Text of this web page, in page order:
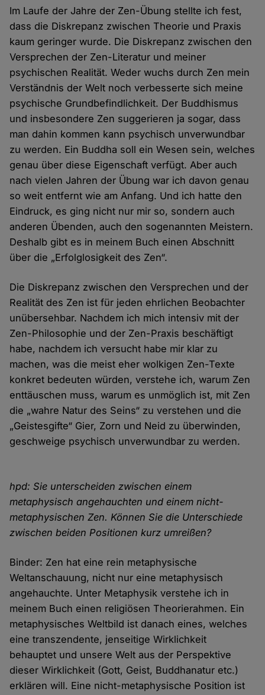
Im Laufe der Jahre der Zen-Übung stellte ich fest,
dass die Diskrepanz zwischen Theorie und Praxis
kaum geringer wurde. Die Diskrepanz zwischen den
Versprechen der Zen-Literatur und meiner
psychischen Realität. Weder wuchs durch Zen mein
Verständnis der Welt noch verbesserte sich meine
psychische Grundbefindlichkeit. Der Buddhismus
und insbesondere Zen suggerieren ja sogar, dass
man dahin kommen kann psychisch unverwundbar
zu werden. Ein Buddha soll ein Wesen sein, welches
genau über diese Eigenschaft verfügt. Aber auch
nach vielen Jahren der Übung war ich davon genau
so weit entfernt wie am Anfang. Und ich hatte den
Eindruck, es ging nicht nur mir so, sondern auch
anderen Übenden, auch den sogenannten Meistern.
Deshalb gibt es in meinem Buch einen Abschnitt
über die „Erfolglosigkeit des Zen“.
Die Diskrepanz zwischen den Versprechen und der
Realität des Zen ist für jeden ehrlichen Beobachter
unübersehbar. Nachdem ich mich intensiv mit der
Zen-Philosophie und der Zen-Praxis beschäftigt
habe, nachdem ich versucht habe mir klar zu
machen, was die meist eher wolkigen Zen-Texte
konkret bedeuten würden, verstehe ich, warum Zen
enttäuschen muss, warum es unmöglich ist, mit Zen
die „wahre Natur des Seins“ zu verstehen und die
„Geistesgifte“ Gier, Zorn und Neid zu überwinden,
geschweige psychisch unverwundbar zu werden.
hpd: Sie unterscheiden zwischen einem
metaphysisch angehauchten und einem nicht-
metaphysischen Zen. Können Sie die Unterschiede
zwischen beiden Positionen kurz umreißen?
Binder: Zen hat eine rein metaphysische
Weltanschauung, nicht nur eine metaphysisch
angehauchte. Unter Metaphysik verstehe ich in
meinem Buch einen religiösen Theorierahmen. Ein
metaphysisches Weltbild ist danach eines, welches
eine transzendente, jenseitige Wirklichkeit
behauptet und unsere Welt aus der Perspektive
dieser Wirklichkeit (Gott, Geist, Buddhanatur etc.)
erklären will. Eine nicht-metaphysische Position ist